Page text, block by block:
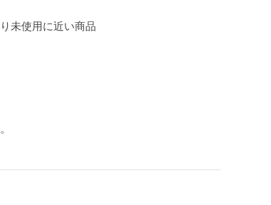
未使用に近い商品